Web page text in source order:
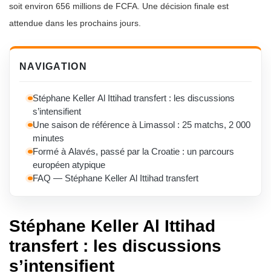
soit environ 656 millions de FCFA. Une décision finale est
attendue dans les prochains jours.
NAVIGATION
Stéphane Keller Al Ittihad transfert : les discussions
s’intensifient
Une saison de référence à Limassol : 25 matchs, 2 000
minutes
Formé à Alavés, passé par la Croatie : un parcours
européen atypique
FAQ — Stéphane Keller Al Ittihad transfert
Stéphane Keller Al Ittihad
transfert : les discussions
s’intensifient